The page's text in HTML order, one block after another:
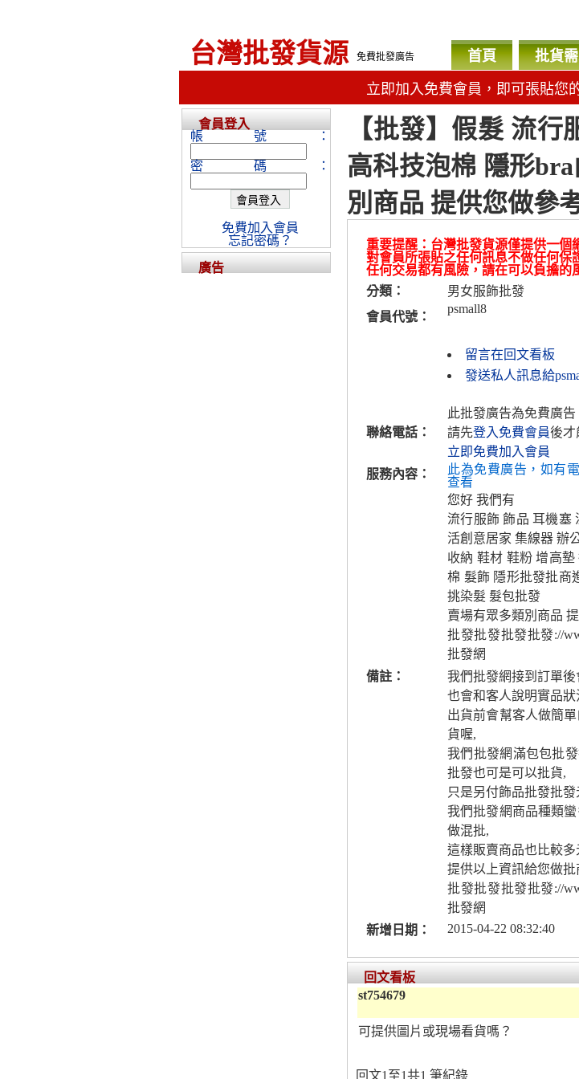
台灣批發貨源 免費批發廣告 首頁 批貨
立即加入免費會員，即可張貼您
【批發】假髮 流
高科技泡棉 隱形
別商品 提供您做參
重要提醒：台灣批發貨源僅提供一個
對會員所張貼之任何訊息不做任何保
任何交易都有風險，請在可以負擔的
分類：
男女服飾批發
會員代號：
psmall8
留言在回文看板
發送私人訊息給
聯絡電話：
此批發廣告為免費廣告
請先登入免費會員後才
立即免費加入會員
服務內容：
此為免費廣告，如有
查看
您好 我們有
流行服飾 飾品 耳機塞
活創意居家 集線器 辦
收納 鞋材 鞋粉 增高
棉 髮飾 隱形批發批商
挑染髮 髮包批發
賣場有眾多類別商品
批發批發批發批發://
批發網
備註：
我們批發網接到訂單
也會和客人說明實品
出貨前會幫客人做簡
貨喔,
我們批發網滿包包批
批發也可是可以批貨,
只是另付飾品批發批
我們批發網商品種類
做混批,
這樣販賣商品也比較多
提供以上資訊給您做
批發批發批發批發://
批發網
新增日期：
2015-04-22 08:32:40
回文看板
st754679
可提供圖片或現場看貨嗎？
回文1至1共1 筆紀錄
會員登入
帳號：
密碼：
免費加入會員
忘記密碼？
廣告